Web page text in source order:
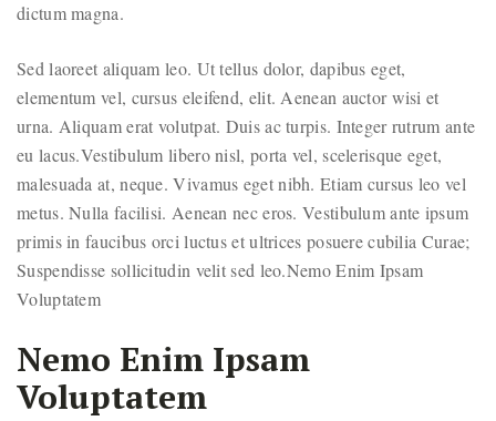
dictum magna.
Sed laoreet aliquam leo. Ut tellus dolor, dapibus eget,
elementum vel, cursus eleifend, elit. Aenean auctor wisi et
urna. Aliquam erat volutpat. Duis ac turpis. Integer rutrum ante
eu lacus.Vestibulum libero nisl, porta vel, scelerisque eget,
malesuada at, neque. Vivamus eget nibh. Etiam cursus leo vel
metus. Nulla facilisi. Aenean nec eros. Vestibulum ante ipsum
primis in faucibus orci luctus et ultrices posuere cubilia Curae;
Suspendisse sollicitudin velit sed leo.Nemo Enim Ipsam
Voluptatem
Nemo Enim Ipsam
Voluptatem